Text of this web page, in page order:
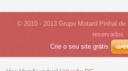
© 2010 - 2013 Grupo Motard Pinhal
reservados.
Crie o seu site grátis